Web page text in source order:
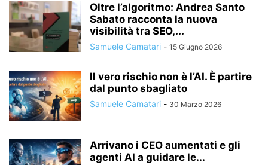
Oltre l’algoritmo: Andrea Santo
Sabato racconta la nuova
visibilità tra SEO,...
Samuele Camatari - 15 Giugno 2026
Il vero rischio non è l’AI. È partire
dal punto sbagliato
Samuele Camatari - 30 Marzo 2026
Arrivano i CEO aumentati e gli
agenti AI a guidare le...